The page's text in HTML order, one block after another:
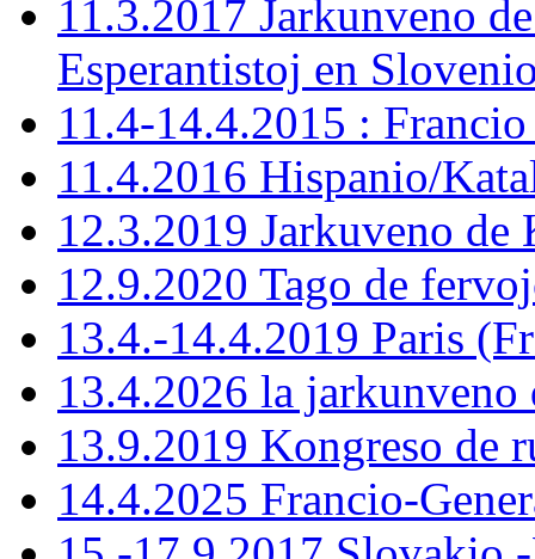
11.3.2017 Jarkunveno
Esperantistoj en
11.4-14.4.2015 :
11.4.2016 Hispanio/
12.3.2019 Jarkuveno de
12.9.2020 Tago de
13.4.-14.4.2019 Paris
13.4.2026 la jarkunveno
13.9.2019 Kongreso de
14.4.2025 Francio-